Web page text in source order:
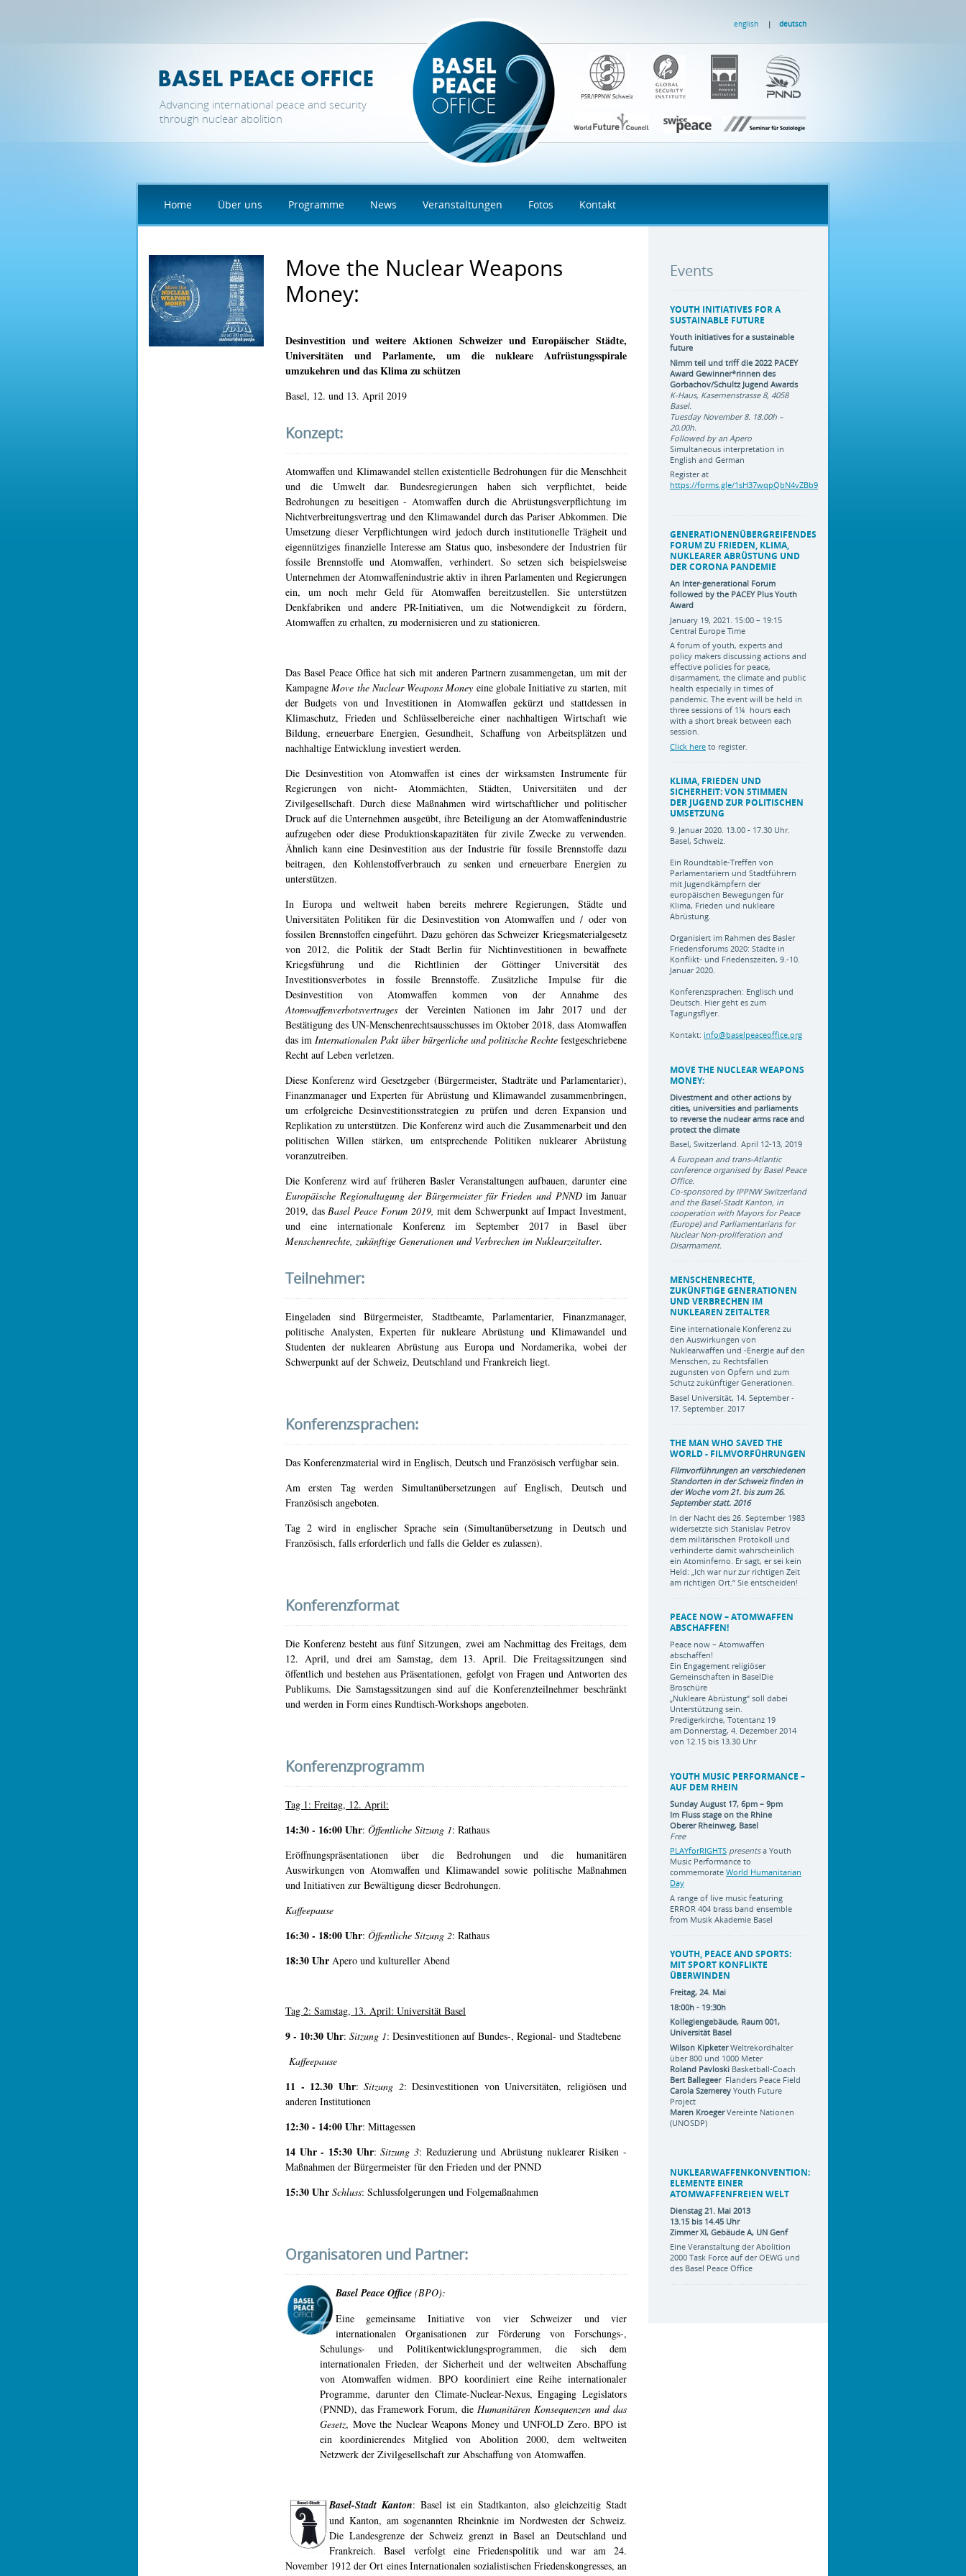
Advancing international peace and security
through nuclear abolition
english deutsch
Home Über uns Programme News Veranstaltungen Fotos Kontakt
Events
YOUTH INITIATIVES FOR A
SUSTAINABLE FUTURE
Youth initiatives for a sustainable
future
Nimm teil und triff die 2022 PACEY
Award Gewinner*rinnen des
Gorbachov/Schultz Jugend Awards
K-Haus, Kasernenstrasse 8, 4058
Basel.
Tuesday November 8. 18.00h –
20.00h.
Followed by an Apero
Simultaneous interpretation in
English and German
Register at
https://forms.gle/1sH37wqpQbN4vZBb9
GENERATIONENÜBERGREIFENDES
FORUM ZU FRIEDEN, KLIMA,
NUKLEARER ABRÜSTUNG UND
DER CORONA PANDEMIE
An Inter-generational Forum
followed by the PACEY Plus Youth
Award
January 19, 2021. 15:00 – 19:15
Central Europe Time
A forum of youth, experts and
policy makers discussing actions and
effective policies for peace,
disarmament, the climate and public
health especially in times of
pandemic. The event will be held in
three sessions of 1¼ hours each
with a short break between each
session.
Click here to register.
KLIMA, FRIEDEN UND
SICHERHEIT: VON STIMMEN
DER JUGEND ZUR POLITISCHEN
UMSETZUNG
9. Januar 2020. 13.00 - 17.30 Uhr.
Basel, Schweiz.
Ein Roundtable-Treffen von
Parlamentariern und Stadtführern
mit Jugendkämpfern der
europäischen Bewegungen für
Klima, Frieden und nukleare
Abrüstung.
Organisiert im Rahmen des Basler
Friedensforums 2020: Städte in
Konflikt- und Friedenszeiten, 9.-10.
Januar 2020.
Konferenzsprachen: Englisch und
Deutsch. Hier geht es zum
Tagungsflyer.
Kontakt: info@baselpeaceoffice.org
MOVE THE NUCLEAR WEAPONS
MONEY:
Divestment and other actions by
cities, universities and parliaments
to reverse the nuclear arms race and
protect the climate
Basel, Switzerland. April 12-13, 2019
A European and trans-Atlantic
conference organised by Basel Peace
Office.
Co-sponsored by IPPNW Switzerland
and the Basel-Stadt Kanton, in
cooperation with Mayors for Peace
(Europe) and Parliamentarians for
Nuclear Non-proliferation and
Disarmament.
MENSCHENRECHTE,
ZUKÜNFTIGE GENERATIONEN
UND VERBRECHEN IM
NUKLEAREN ZEITALTER
Eine internationale Konferenz zu
den Auswirkungen von
Nuklearwaffen und -Energie auf den
Menschen, zu Rechtsfällen
zugunsten von Opfern und zum
Schutz zukünftiger Generationen.
Basel Universität, 14. September -
17. September. 2017
THE MAN WHO SAVED THE
WORLD - FILMVORFÜHRUNGEN
Filmvorführungen an verschiedenen
Standorten in der Schweiz finden in
der Woche vom 21. bis zum 26.
September statt. 2016
In der Nacht des 26. September 1983
widersetzte sich Stanislav Petrov
dem militärischen Protokoll und
verhinderte damit wahrscheinlich
ein Atominferno. Er sagt, er sei kein
Held: „Ich war nur zur richtigen Zeit
am richtigen Ort.“ Sie entscheiden!
PEACE NOW – ATOMWAFFEN
ABSCHAFFEN!
Peace now – Atomwaffen
abschaffen!
Ein Engagement religiöser
Gemeinschaften in BaselDie
Broschüre
„Nukleare Abrüstung“ soll dabei
Unterstützung sein.
Predigerkirche, Totentanz 19
am Donnerstag, 4. Dezember 2014
von 12.15 bis 13.30 Uhr
YOUTH MUSIC PERFORMANCE –
AUF DEM RHEIN
Sunday August 17, 6pm – 9pm
Im Fluss stage on the Rhine
Oberer Rheinweg, Basel
Free
PLAYforRIGHTS presentsa Youth
Music Performance to
commemorate World Humanitarian
Day
A range of live music featuring
ERROR 404 brass band ensemble
from Musik Akademie Basel
YOUTH, PEACE AND SPORTS:
MIT SPORT KONFLIKTE
ÜBERWINDEN
Freitag, 24. Mai
18:00h - 19:30h
Kollegiengebäude, Raum 001,
Universität Basel
Wilson KipketerWeltrekordhalter
über 800 und 1000 Meter
Roland Pavloski Basketball-Coach
Bert Ballegeer Flanders Peace Field
Carola Szemerey Youth Future
Project
Maren KroegerVereinte Nationen
(UNOSDP)
NUKLEARWAFFENKONVENTION:
ELEMENTE EINER
ATOMWAFFENFREIEN WELT
Dienstag21. Mai 2013
13.15 bis 14.45 Uhr
Zimmer XI, Gebäude A, UN Genf
Eine Veranstaltung der Abolition
2000 Task Force auf der OEWG und
des Basel Peace Office
Move the Nuclear Weapons
Money:
Desinvestition und weitere Aktionen Schweizer und Europäischer Städte,
Universitäten und Parlamente, um die nukleare Aufrüstungsspirale
umzukehren und das Klima zu schützen
Basel, 12. und 13. April 2019
Konzept:
Atomwaffen und Klimawandel stellen existentielle Bedrohungen für die Menschheit
und die Umwelt dar. Bundesregierungen haben sich verpflichtet, beide
Bedrohungen zu beseitigen - Atomwaffen durch die Abrüstungsverpflichtung im
Nichtverbreitungsvertrag und den Klimawandel durch das Pariser Abkommen. Die
Umsetzung dieser Verpflichtungen wird jedoch durch institutionelle Trägheit und
eigennütziges finanzielle Interesse am Status quo, insbesondere der Industrien für
fossile Brennstoffe und Atomwaffen, verhindert. So setzen sich beispielsweise
Unternehmen der Atomwaffenindustrie aktiv in ihren Parlamenten und Regierungen
ein, um noch mehr Geld für Atomwaffen bereitzustellen. Sie unterstützen
Denkfabriken und andere PR-Initiativen, um die Notwendigkeit zu fördern,
Atomwaffen zu erhalten, zu modernisieren und zu stationieren.
Das Basel Peace Office hat sich mit anderen Partnern zusammengetan, um mit der
KampagneMove the Nuclear Weapons Money eine globale Initiative zu starten, mit
der Budgets von und Investitionen in Atomwaffen gekürzt und stattdessen in
Klimaschutz, Frieden und Schlüsselbereiche einer nachhaltigen Wirtschaft wie
Bildung, erneuerbare Energien, Gesundheit, Schaffung von Arbeitsplätzen und
nachhaltige Entwicklung investiert werden.
Die Desinvestition von Atomwaffen ist eines der wirksamsten Instrumente für
Regierungen von nicht- Atommächten, Städten, Universitäten und der
Zivilgesellschaft. Durch diese Maßnahmen wird wirtschaftlicher und politischer
Druck auf die Unternehmen ausgeübt, ihre Beteiligung an der Atomwaffenindustrie
aufzugeben oder diese Produktionskapazitäten für zivile Zwecke zu verwenden.
Ähnlich kann eine Desinvestition aus der Industrie für fossile Brennstoffe dazu
beitragen, den Kohlenstoffverbrauch zu senken und erneuerbare Energien zu
unterstützen.
In Europa und weltweit haben bereits mehrere Regierungen, Städte und
Universitäten Politiken für die Desinvestition von Atomwaffen und / oder von
fossilen Brennstoffen eingeführt. Dazu gehören das Schweizer Kriegsmaterialgesetz
von 2012, die Politik der Stadt Berlin für Nichtinvestitionen in bewaffnete
Kriegsführung und die Richtlinien der Göttinger Universität des
Investitionsverbotes in fossile Brennstoffe. Zusätzliche Impulse für die
Desinvestition von Atomwaffen kommen von der Annahme des
Atomwaffenverbotsvertrages der Vereinten Nationen im Jahr 2017 und der
Bestätigung des UN-Menschenrechtsausschusses im Oktober 2018, dass Atomwaffen
das imInternationalen Pakt über bürgerliche und politische Rechtefestgeschriebene
Recht auf Leben verletzen.
Diese Konferenz wird Gesetzgeber (Bürgermeister, Stadträte und Parlamentarier),
Finanzmanager und Experten für Abrüstung und Klimawandel zusammenbringen,
um erfolgreiche Desinvestitionsstrategien zu prüfen und deren Expansion und
Replikation zu unterstützen. Die Konferenz wird auch die Zusammenarbeit und den
politischen Willen stärken, um entsprechende Politiken nuklearer Abrüstung
voranzutreiben.
Die Konferenz wird auf früheren Basler Veranstaltungen aufbauen, darunter eine
Europäische Regionaltagung der Bürgermeister für Frieden und PNNDim Januar
2019, dasBasel Peace Forum 2019,mit dem Schwerpunkt auf Impact Investment,
und eine internationale Konferenz im September 2017 in Basel über
Menschenrechte, zukünftige Generationen und Verbrechen im Nuklearzeitalter.
Teilnehmer:
Eingeladen sind Bürgermeister, Stadtbeamte, Parlamentarier, Finanzmanager,
politische Analysten, Experten für nukleare Abrüstung und Klimawandel und
Studenten der nuklearen Abrüstung aus Europa und Nordamerika, wobei der
Schwerpunkt auf der Schweiz, Deutschland und Frankreich liegt.
Konferenzsprachen:
Das Konferenzmaterial wird in Englisch, Deutsch und Französisch verfügbar sein.
Am ersten Tag werden Simultanübersetzungen auf Englisch, Deutsch und
Französisch angeboten.
Tag 2 wird in englischer Sprache sein (Simultanübersetzung in Deutsch und
Französisch, falls erforderlich und falls die Gelder es zulassen).
Konferenzformat
Die Konferenz besteht aus fünf Sitzungen, zwei am Nachmittag des Freitags, dem
12. April, und drei am Samstag, dem 13. April. Die Freitagssitzungen sind
öffentlich und bestehen aus Präsentationen, gefolgt von Fragen und Antworten des
Publikums. Die Samstagssitzungen sind auf die Konferenzteilnehmer beschränkt
und werden in Form eines Rundtisch-Workshops angeboten.
Konferenzprogramm
Tag 1: Freitag, 12. April:
14:30 - 16:00 Uhr: Öffentliche Sitzung 1: Rathaus
Eröffnungspräsentationen über die Bedrohungen und die humanitären
Auswirkungen von Atomwaffen und Klimawandel sowie politische Maßnahmen
und Initiativen zur Bewältigung dieser Bedrohungen.
Kaffeepause
16:30 - 18:00 Uhr: Öffentliche Sitzung 2: Rathaus
18:30 Uhr Apero und kultureller Abend
Tag 2: Samstag, 13. April: Universität Basel
9 - 10:30 Uhr: Sitzung 1: Desinvestitionen auf Bundes-, Regional- und Stadtebene
Kaffeepause
11 - 12.30 Uhr: Sitzung 2: Desinvestitionen von Universitäten, religiösen und
anderen Institutionen
12:30 - 14:00 Uhr: Mittagessen
14 Uhr - 15:30 Uhr:Sitzung 3: Reduzierung und Abrüstung nuklearer Risiken -
Maßnahmen der Bürgermeister für den Frieden und der PNND
15:30 Uhr Schluss: Schlussfolgerungen und Folgemaßnahmen
Organisatoren und Partner:
Basel Peace Office (BPO):
Eine gemeinsame Initiative von vier Schweizer und vier
internationalen Organisationen zur Förderung von Forschungs-,
Schulungs- und Politikentwicklungsprogrammen, die sich dem
internationalen Frieden, der Sicherheit und der weltweiten Abschaffung
von Atomwaffen widmen. BPO koordiniert eine Reihe internationaler
Programme, darunter den Climate-Nuclear-Nexus, Engaging Legislators
(PNND), das Framework Forum, die Humanitären Konsequenzen und das
Gesetz, Move the Nuclear Weapons Money und UNFOLD Zero. BPO ist
ein koordinierendes Mitglied von Abolition 2000, dem weltweiten
Netzwerk der Zivilgesellschaft zur Abschaffung von Atomwaffen.
Basel-Stadt Kanton: Basel ist ein Stadtkanton, also gleichzeitig Stadt
und Kanton, am sogenannten Rheinknie im Nordwesten der Schweiz.
Die Landesgrenze der Schweiz grenzt in Basel an Deutschland und
Frankreich. Basel verfolgt eine Friedenspolitik und war am 24.
November 1912 der Ort eines Internationalen sozialistischen Friedenskongresses, an